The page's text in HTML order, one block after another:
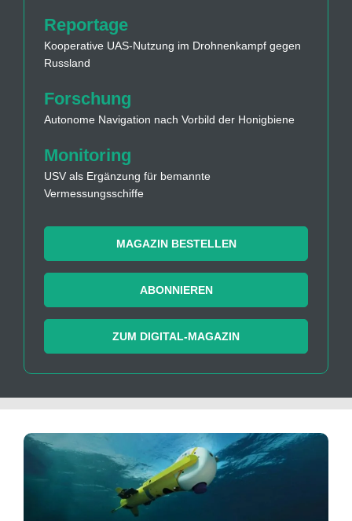
Reportage
Kooperative UAS-Nutzung im Drohnenkampf gegen
Russland
Forschung
Autonome Navigation nach Vorbild der Honigbiene
Monitoring
USV als Ergänzung für bemannte
Vermessungsschiffe
MAGAZIN BESTELLEN
ABONNIEREN
ZUM DIGITAL-MAGAZIN